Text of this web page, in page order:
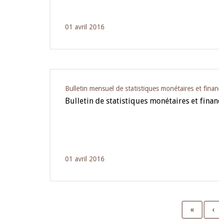
01 avril 2016
Bulletin mensuel de statistiques monétaires et
Bulletin de statistiques monétaires et
01 avril 2016
First
« ‹